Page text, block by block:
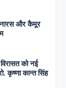
और कैमूर
को नई
कृष्णा कान्त सिंह